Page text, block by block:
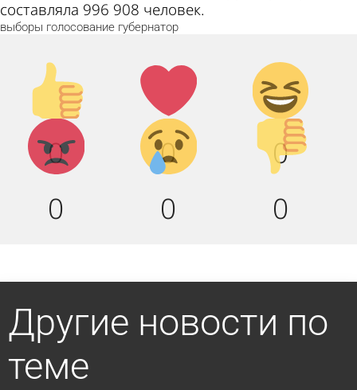
составляла 996 908 человек.
выборы голосование губернатор
Палец
вверх!
0
Лайк!
0
Дикий
смех!
0
Агрессия!
0
Грусть :
(
0
Палец
вниз!
0
Другие новости по
теме